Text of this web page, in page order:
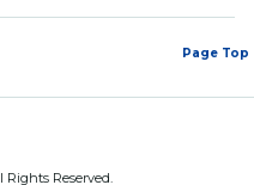
Page Top
Rights Reserved.